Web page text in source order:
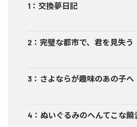
1 ： 交換夢日記
2 ： 完璧な都市で、君を見失う
3 ： さよならが趣味のあの子へ
4 ： ぬいぐるみのへんてこな饒